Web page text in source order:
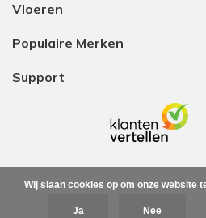
Vloeren
Populaire Merken
Support
Wij slaan cookies op om onze website
Ja Nee